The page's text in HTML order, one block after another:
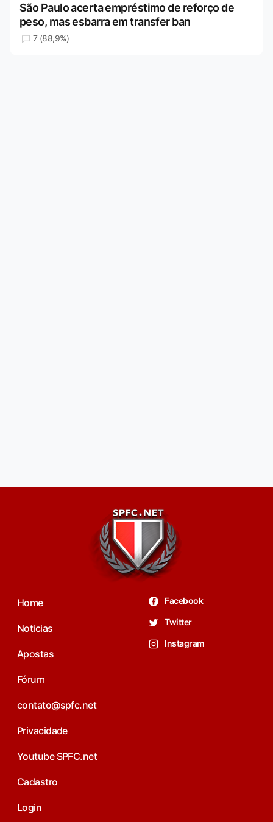
São Paulo acerta empréstimo de reforço de
peso, mas esbarra em transfer ban
7 (88,9%)
Home
Noticias
Apostas
Fórum
contato@spfc.net
Privacidade
Youtube SPFC.net
Cadastro
Login
Facebook
Twitter
Instagram